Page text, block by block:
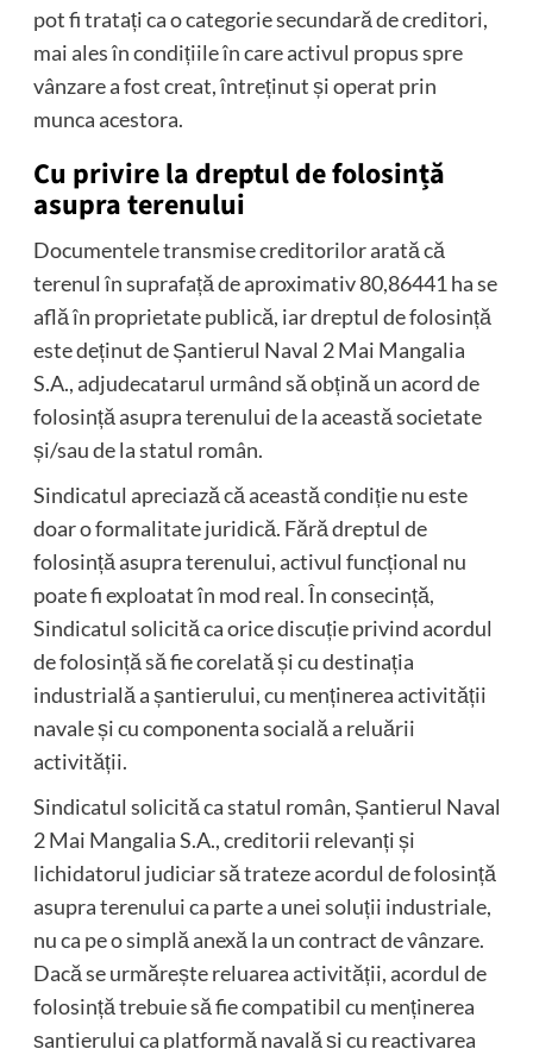
pot fi tratați ca o categorie secundară de creditori,
mai ales în condițiile în care activul propus spre
vânzare a fost creat, întreținut și operat prin
munca acestora.
Cu privire la dreptul de folosință
asupra terenului
Documentele transmise creditorilor arată că
terenul în suprafață de aproximativ 80,86441 ha se
află în proprietate publică, iar dreptul de folosință
este deținut de Șantierul Naval 2 Mai Mangalia
S.A., adjudecatarul urmând să obțină un acord de
folosință asupra terenului de la această societate
și/sau de la statul român.
Sindicatul apreciază că această condiție nu este
doar o formalitate juridică. Fără dreptul de
folosință asupra terenului, activul funcțional nu
poate fi exploatat în mod real. În consecință,
Sindicatul solicită ca orice discuție privind acordul
de folosință să fie corelată și cu destinația
industrială a șantierului, cu menținerea activității
navale și cu componenta socială a reluării
activității.
Sindicatul solicită ca statul român, Șantierul Naval
2 Mai Mangalia S.A., creditorii relevanți și
lichidatorul judiciar să trateze acordul de folosință
asupra terenului ca parte a unei soluții industriale,
nu ca pe o simplă anexă la un contract de vânzare.
Dacă se urmărește reluarea activității, acordul de
folosință trebuie să fie compatibil cu menținerea
șantierului ca platformă navală și cu reactivarea